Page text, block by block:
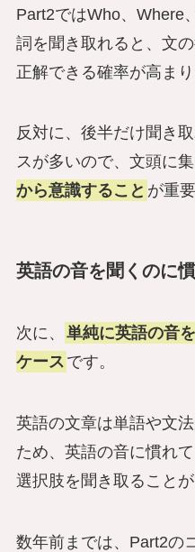
Part2ではWho、Where
詞を聞き取れると、文
正解できる確率が高まり
反対に、後半だけ聞き
スが多いので、文頭に
から意識すること が重
英語の音を聞くのに
次に、
単純に英語の音
ケース です。
英語の文章は単語や文
ため、英語の音に慣れ
選択肢を聞き取ることが
数年前までは、Part2の